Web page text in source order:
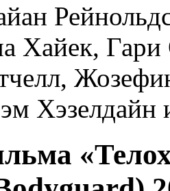
Хайек,
Хэзелдайн